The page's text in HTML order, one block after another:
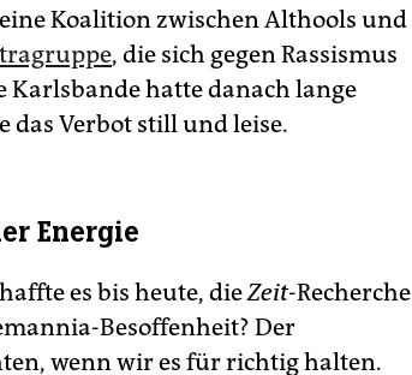
Koalition zwischen Althools und
, die sich gegen Rassismus
Karlsbande hatte danach lange
das Verbot still und leise.
Energie
es bis heute, dieZeit-Recherche
Besoffenheit? Der
wenn wir es für richtig halten.